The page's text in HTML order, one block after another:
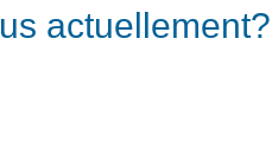
actuellement?